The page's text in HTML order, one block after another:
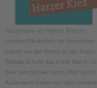
BETREUTES WOHNEN
TANDEM BTL AKADEMIE
Zertfikatskurse
Seminarkalender
Seminarräume
Fotoprojekt im Harzer Kiez im
Norden Neuköllns: Im November
hatten wir die Arbeit an der Hans-
Fallada-Schule das erste Mal im
(hier werden wir noch öfter sein!).
Außerdem haben wir über